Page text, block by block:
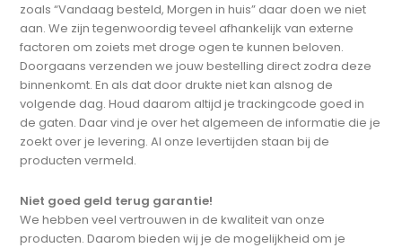
zoals “Vandaag besteld, Morgen in huis” daar doen we niet
aan. We zijn tegenwoordig teveel afhankelijk van externe
factoren om zoiets met droge ogen te kunnen beloven.
Doorgaans verzenden we jouw bestelling direct zodra deze
binnenkomt. En als dat door drukte niet kan alsnog de
volgende dag. Houd daarom altijd je trackingcode goed in
de gaten. Daar vind je over het algemeen de informatie die je
zoekt over je levering. Al onze levertijden staan bij de
producten vermeld.
Niet goed geld terug garantie!
We hebben veel vertrouwen in de kwaliteit van onze
producten. Daarom bieden wij je de mogelijkheid om je